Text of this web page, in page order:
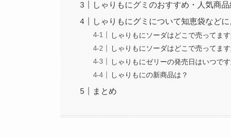
しゃりもにグミのおすすめ・人気商品
しゃりもにグミについて知恵袋など
しゃりもにソーダはどこで売ってます
しゃりもにソーダはどこで売ってます
しゃりもにゼリーの発売日はいつです
しゃりもにの新商品は？
まとめ